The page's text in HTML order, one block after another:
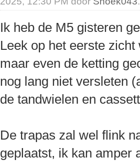
Ik heb de M5 gisteren
Leek op het eerste
maar even de ketting
nog lang niet versleten
de tandwielen en
De trapas zal wel flink
geplaatst, ik kan amper